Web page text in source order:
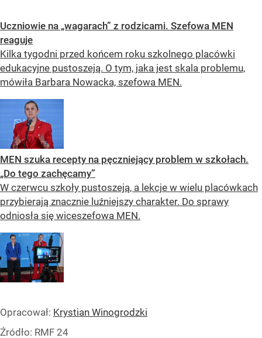
Uczniowie na „wagarach” z rodzicami. Szefowa MEN
reaguje
Kilka tygodni przed końcem roku szkolnego placówki
edukacyjne pustoszeją. O tym, jaka jest skala problemu,
mówiła Barbara Nowacka, szefowa MEN.
MEN szuka recepty na pęczniejący problem w szkołach.
„Do tego zachęcamy”
W czerwcu szkoły pustoszeją, a lekcje w wielu placówkach
przybierają znacznie luźniejszy charakter. Do sprawy
odniosła się wiceszefowa MEN.
Opracował: Krystian Winogrodzki
Źródło: RMF 24